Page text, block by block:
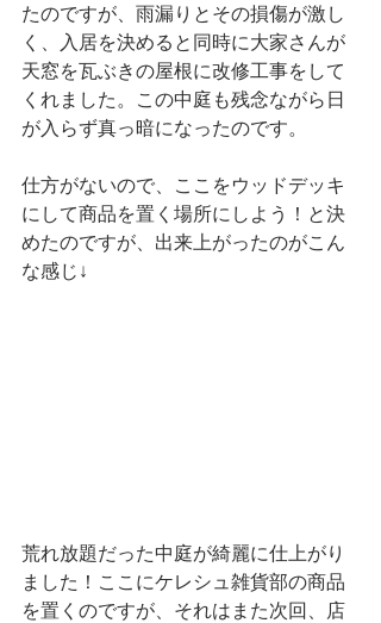
たのですが、雨漏りとその損傷が激し
く、入居を決めると同時に大家さんが
天窓を瓦ぶきの屋根に改修工事をして
くれました。この中庭も残念ながら日
が入らず真っ暗になったのです。
仕方がないので、ここをウッドデッキ
にして商品を置く場所にしよう！と決
めたのですが、出来上がったのがこん
な感じ↓
荒れ放題だった中庭が綺麗に仕上がり
ました！ここにケレシュ雑貨部の商品
を置くのですが、それはまた次回、店